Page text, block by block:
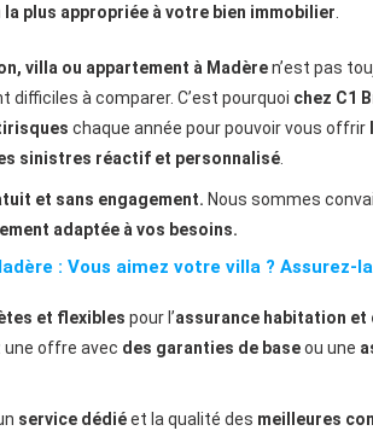
plus appropriée à votre bien immobilier
villa ou appartement à Madèren’est pas
à comparer. C’est pourquoi chez C1
chaque année pour pouvoir vous offrir
sinistres réactif et personnalisé
et sans engagement. Nous sommes
adaptée à vos besoins.
: Vous aimez votre villa ? Assurez-
et flexibles pour l’assurance habitation et
une offre avec des garanties de baseou une
service dédiéet la qualité des meilleures